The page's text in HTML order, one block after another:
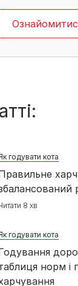
годувати кота
8 хв
годувати кота
норм